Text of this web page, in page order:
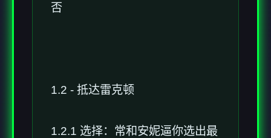
否
1.2 - 抵达雷克顿
1.2.1 选择：常和安妮逼你选出最